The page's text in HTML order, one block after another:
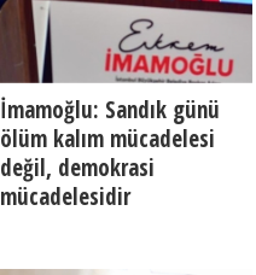
İmamoğlu: Sandık günü
ölüm kalım mücadelesi
değil, demokrasi
mücadelesidir